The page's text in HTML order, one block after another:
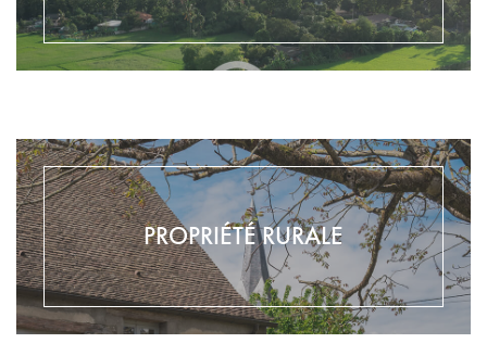
PROPRIÉTÉ RURALE